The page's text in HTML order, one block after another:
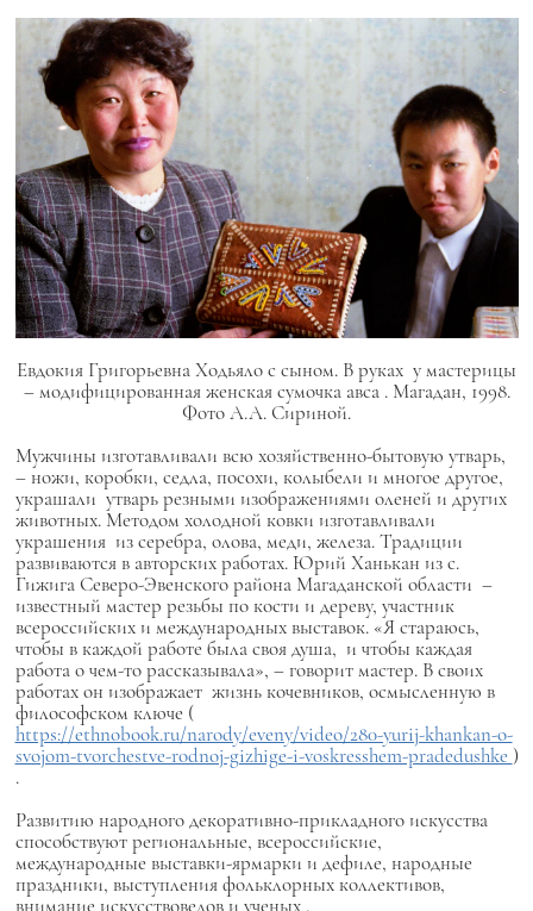
Евдокия Григорьевна Ходьяло с сыном. В руках у мастерицы
– модифицированная женская сумочка авса . Магадан, 1998.
Фото А.А. Сириной.
Мужчины изготавливали всю хозяйственно-бытовую утварь,
– ножи, коробки, седла, посохи, колыбели и многое другое,
украшали утварь резными изображениями оленей и других
животных. Методом холодной ковки изготавливали
украшения из серебра, олова, меди, железа. Традиции
развиваются в авторских работах. Юрий Ханькан из с.
Гижига Северо-Эвенского района Магаданской области –
известный мастер резьбы по кости и дереву, участник
всероссийских и международных выставок. «Я стараюсь,
чтобы в каждой работе была своя душа, и чтобы каждая
работа о чем-то рассказывала», – говорит мастер. В своих
работах он изображает жизнь кочевников, осмысленную в
философском ключе (
https://ethnobook.ru/narody/eveny/video/280-yurij-khankan-o-
svojom-tvorchestve-rodnoj-gizhige-i-voskresshem-pradedushke )
.
Развитию народного декоративно-прикладного искусства
способствуют региональные, всероссийские,
международные выставки-ярмарки и дефиле, народные
праздники, выступления фольклорных коллективов,
внимание искусствоведов и ученых .